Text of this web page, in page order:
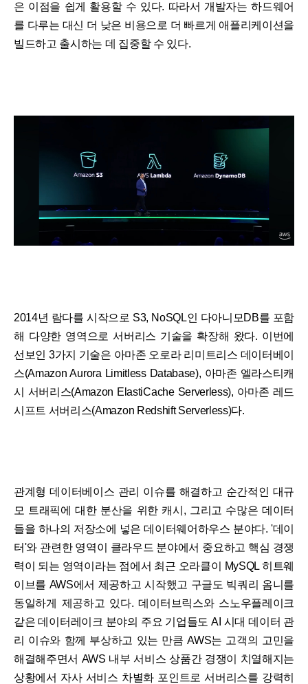
은 이점을 쉽게 활용할 수 있다. 따라서 개발자는 하드웨어
를 다루는 대신 더 낮은 비용으로 더 빠르게 애플리케이션을
빌드하고 출시하는 데 집중할 수 있다.
2014년 람다를 시작으로 S3, NoSQL인 다아니모DB를 포함
해 다양한 영역으로 서버리스 기술을 확장해 왔다. 이번에
선보인 3가지 기술은 아마존 오로라 리미트리스 데이터베이
스(Amazon Aurora Limitless Database), 아마존 엘라스티캐
시 서버리스(Amazon ElastiCache Serverless), 아마존 레드
시프트 서버리스(Amazon Redshift Serverless)다.
관계형 데이터베이스 관리 이슈를 해결하고 순간적인 대규
모 트래픽에 대한 분산을 위한 캐시, 그리고 수많은 데이터
들을 하나의 저장소에 넣은 데이터웨어하우스 분야다. '데이
터'와 관련한 영역이 클라우드 분야에서 중요하고 핵심 경쟁
력이 되는 영역이라는 점에서 최근 오라클이 MySQL 히트웨
이브를 AWS에서 제공하고 시작했고 구글도 빅쿼리 옴니를
동일하게 제공하고 있다. 데이터브릭스와 스노우플레이크
같은 데이터레이크 분야의 주요 기업들도 AI 시대 데이터 관
리 이슈와 함께 부상하고 있는 만큼 AWS는 고객의 고민을
해결해주면서 AWS 내부 서비스 상품간 경쟁이 치열해지는
상황에서 자사 서비스 차별화 포인트로 서버리스를 강력히